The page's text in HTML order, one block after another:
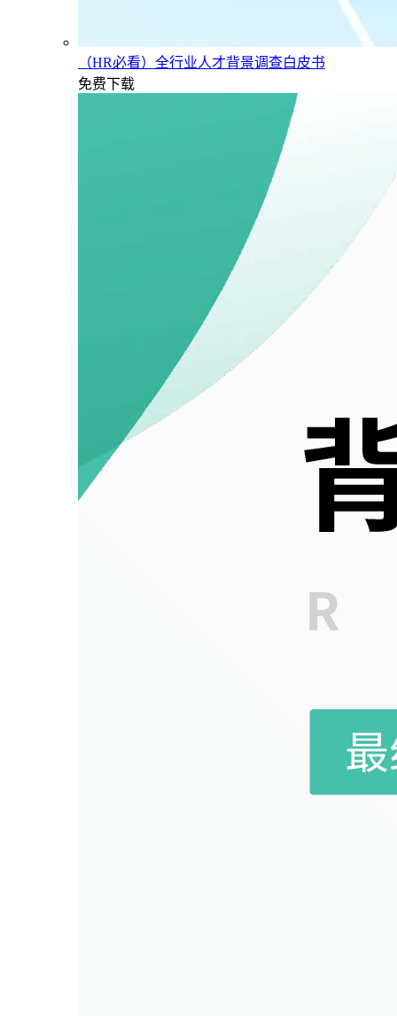
（HR必看）全行业人才背景调查白皮书
免费下载